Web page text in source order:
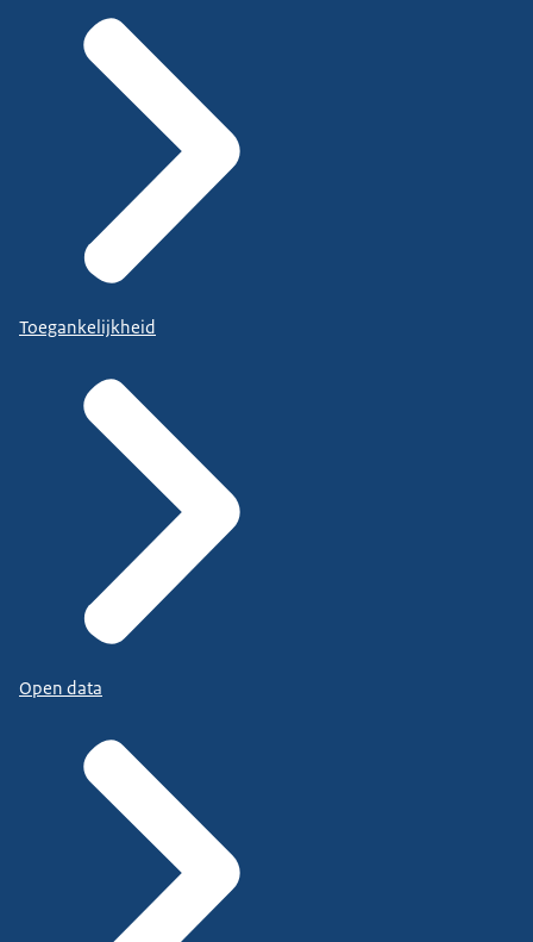
Toegankelijkheid
Open data